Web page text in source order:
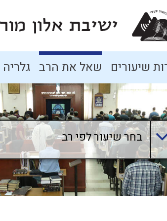
שיעורים שאל את הרב גלריה
בחר שיעור לפי רב